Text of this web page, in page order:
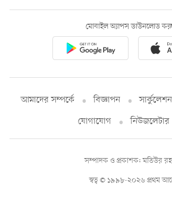
মোবাইল অ্যাপস ডাউনলোড
আমাদের সম্পর্কে বিজ্ঞাপন সার্কুলেশন
যোগাযোগ
নিউজলেটার
স্বত্ব © ১৯৯৮-২০২৬ প্রথম
সম্পাদক ও প্রকাশক: মতিউর